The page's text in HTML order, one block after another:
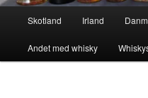
Skotland Irland
Andet med whisky